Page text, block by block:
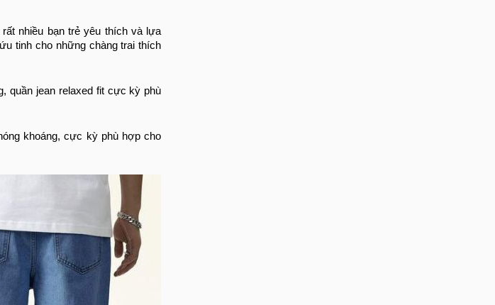
nhiều bạn trẻ yêu thích và lựa
tinh cho những chàng trai thích
quần jean relaxed fit cực kỳ phù
khoáng, cực kỳ phù hợp cho